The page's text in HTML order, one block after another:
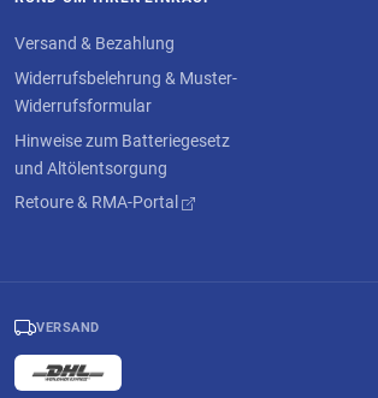
Versand & Bezahlung
Widerrufsbelehrung & Muster-
Widerrufsformular
Hinweise zum Batteriegesetz
und Altölentsorgung
Retoure & RMA-Portal
VERSAND